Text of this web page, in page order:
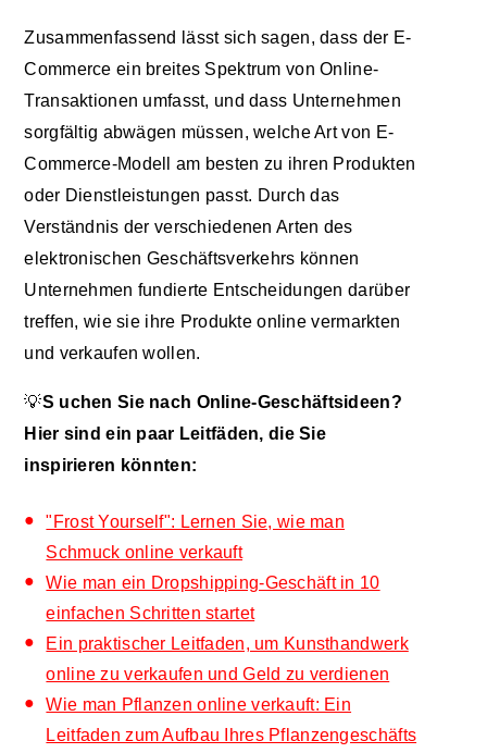
Zusammenfassend lässt sich sagen, dass der E-
Commerce ein breites Spektrum von Online-
Transaktionen umfasst, und dass Unternehmen
sorgfältig abwägen müssen, welche Art von E-
Commerce-Modell am besten zu ihren Produkten
oder Dienstleistungen passt. Durch das
Verständnis der verschiedenen Arten des
elektronischen Geschäftsverkehrs können
Unternehmen fundierte Entscheidungen darüber
treffen, wie sie ihre Produkte online vermarkten
und verkaufen wollen.
💡S uchen Sie nach Online-Geschäftsideen?
Hier sind ein paar Leitfäden, die Sie
inspirieren könnten:
"Frost Yourself": Lernen Sie, wie man
Schmuck online verkauft
Wie man ein Dropshipping-Geschäft in 10
einfachen Schritten startet
Ein praktischer Leitfaden, um Kunsthandwerk
online zu verkaufen und Geld zu verdienen
Wie man Pflanzen online verkauft: Ein
Leitfaden zum Aufbau Ihres Pflanzengeschäfts